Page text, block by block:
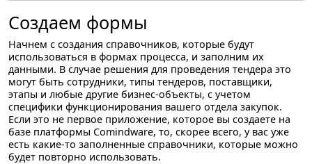
Создаем формы
Начнем с создания справочников, которые будут
использоваться в формах процесса, и заполним их
данными. В случае решения для проведения тендера это
могут быть сотрудники, типы тендеров, поставщики,
этапы и любые другие бизнес-объекты, с учетом
специфики функционирования вашего отдела закупок.
Если это не первое приложение, которое вы создаете на
базе платформы Comindware, то, скорее всего, у вас уже
есть какие-то заполненные справочники, которые можно
будет повторно использовать.